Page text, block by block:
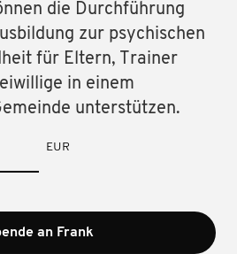
die Durchführung
zur psychischen
für Eltern, Trainer
in einem
unterstützen.
EUR
an Frank